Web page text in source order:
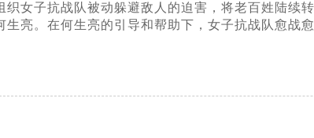
女子抗战队被动躲避敌人的迫害，将老百姓陆续
亮。在何生亮的引导和帮助下，女子抗战队愈战